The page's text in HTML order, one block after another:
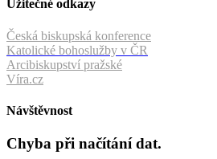
Užitečné odkazy
Česká biskupská konference
Katolické bohoslužby v ČR
Arcibiskupství pražské
Víra.cz
Návštěvnost
Chyba při načítání dat.